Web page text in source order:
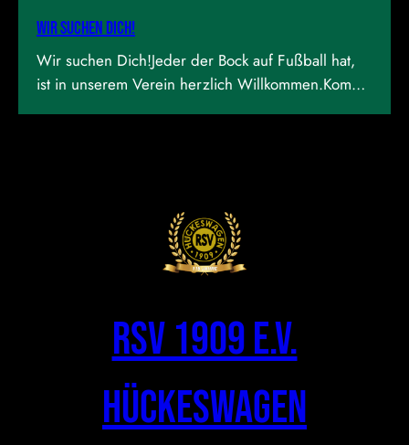
Wir suchen dich!
Wir suchen Dich!Jeder der Bock auf Fußball hat,
ist in unserem Verein herzlich Willkommen.Kommt
RSV 1909 e.V.
Hückeswagen